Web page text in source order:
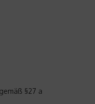
§27 a